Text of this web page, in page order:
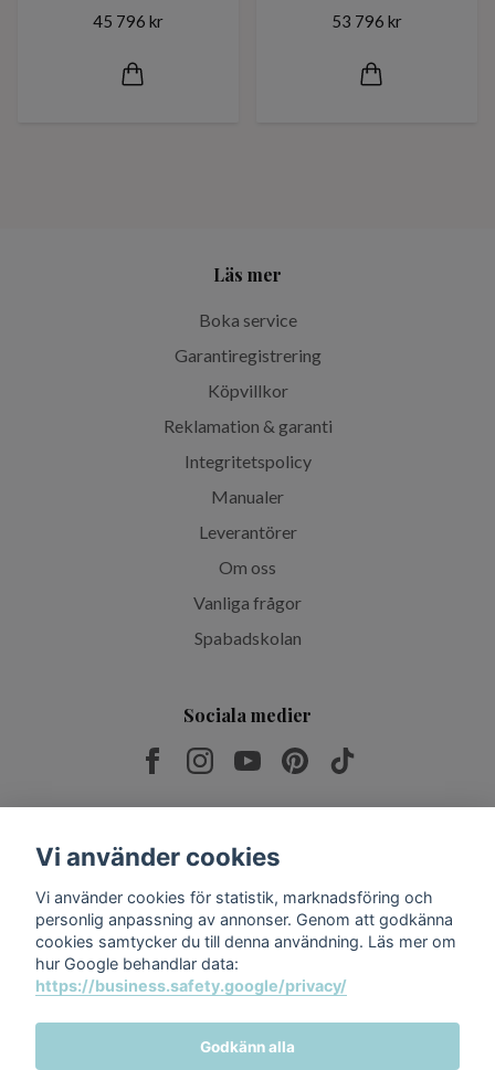
45 796 kr
53 796 kr
Läs mer
Boka service
Garantiregistrering
Köpvillkor
Reklamation & garanti
Integritetspolicy
Manualer
Leverantörer
Om oss
Vanliga frågor
Spabadskolan
Sociala medier
Prenumerera på vårt nyhetsbrev
Prenumerera
Vi använder cookies
Vi använder cookies för statistik, marknadsföring och
personlig anpassning av annonser. Genom att godkänna
cookies samtycker du till denna användning. Läs mer om
hur Google behandlar data:
https://business.safety.google/privacy/
Godkänn alla